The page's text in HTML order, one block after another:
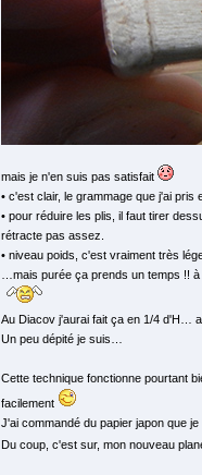
mais je n'en suis pas satisfait
• c'est clair, le grammage que j'ai
• pour réduire les plis, il faut tirer
rétracte pas assez.
• niveau poids, c'est vraiment très
…mais purée ça prends un temps !!
Au Diacov j'aurai fait ça en 1/4 d'H…
Un peu dépité je suis…
Cette technique fonctionne pourtant
facilement
J'ai commandé du papier japon que
Du coup, c'est sur, mon nouveau